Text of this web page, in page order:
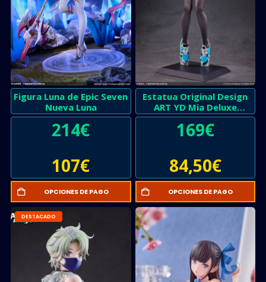
Figura Luna de Epic Seven
Nueva Luna
214€
107€
OPCIONES DE PAGO
Estatua Original Design
ART YD Mia Deluxe
Edition
169€
84,50€
OPCIONES DE PAGO
DESTACADO